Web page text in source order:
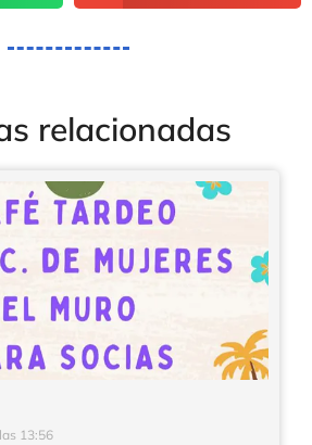
relacionadas
13:56